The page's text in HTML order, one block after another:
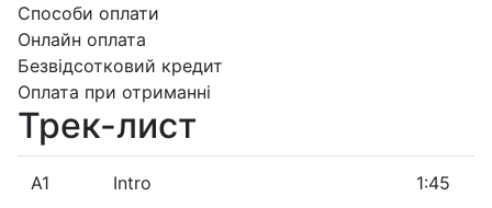
Способи оплати
Онлайн оплата
Безвідсотковий кредит
Оплата при отриманні
Трек-лист
A1 Intro 1:45